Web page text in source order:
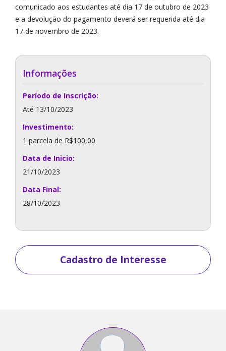
comunicado aos estudantes até dia 17 de outubro de 2023
e a devolução do pagamento deverá ser requerida até dia
17 de novembro de 2023.
Informações
Período de Inscrição:
Até 13/10/2023
Investimento:
1 parcela de R$100,00
Data de Inicio:
21/10/2023
Data Final:
28/10/2023
Cadastro de Interesse